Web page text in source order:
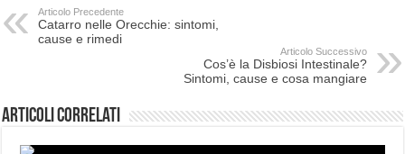
Articolo Precedente
Catarro nelle Orecchie: sintomi,
cause e rimedi
Articolo Successivo
Cos’è la Disbiosi Intestinale?
Sintomi, cause e cosa mangiare
Articoli correlati